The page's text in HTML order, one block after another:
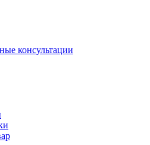
консультации